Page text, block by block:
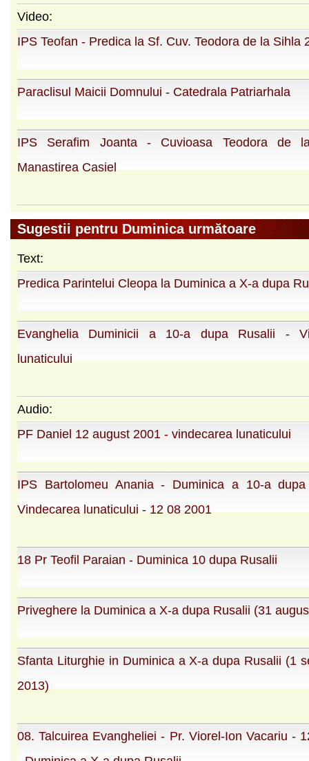
Video:
IPS Teofan - Predica la Sf. Cuv. Teodora de la Sihla
Paraclisul Maicii Domnului - Catedrala Patriarhala
IPS Serafim Joanta - Cuvioasa Teodora de
Manastirea Casiel
Sugestii pentru Duminica următoare
Text:
Predica Parintelui Cleopa la Duminica a X-a dupa
Evanghelia Duminicii a 10-a dupa Rusalii -
lunaticului
Audio:
PF Daniel 12 august 2001 - vindecarea lunaticului
IPS Bartolomeu Anania - Duminica a 10-a
Vindecarea lunaticului - 12 08 2001
18 Pr Teofil Paraian - Duminica 10 dupa Rusalii
Priveghere la Duminica a X-a dupa Rusalii (31
Sfanta Liturghie in Duminica a X-a dupa Rusalii (1
2013)
08. Talcuirea Evangheliei - Pr. Viorel-Ion Vacariu -